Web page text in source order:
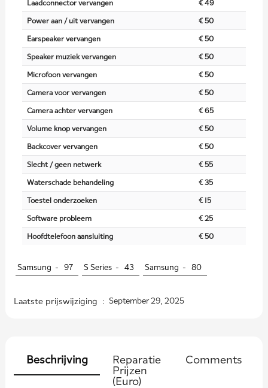
Laadconnector vervangen
€ 49
Power aan / uit vervangen
€ 50
Earspeaker vervangen
€ 50
Speaker muziek vervangen
€ 50
Microfoon vervangen
€ 50
Camera voor vervangen
€ 50
Camera achter vervangen
€ 65
Volume knop vervangen
€ 50
Backcover vervangen
€ 50
Slecht / geen netwerk
€ 55
Waterschade behandeling
€ 35
Toestel onderzoeken
€ 15
Software probleem
€ 25
Hoofdtelefoon aansluiting
€ 50
Samsung - 97 S Series - 43 Samsung - 80
Laatste prijswijziging : September 29, 2025
Beschrijving
Reparatie
Prijzen
(Euro)
Comments